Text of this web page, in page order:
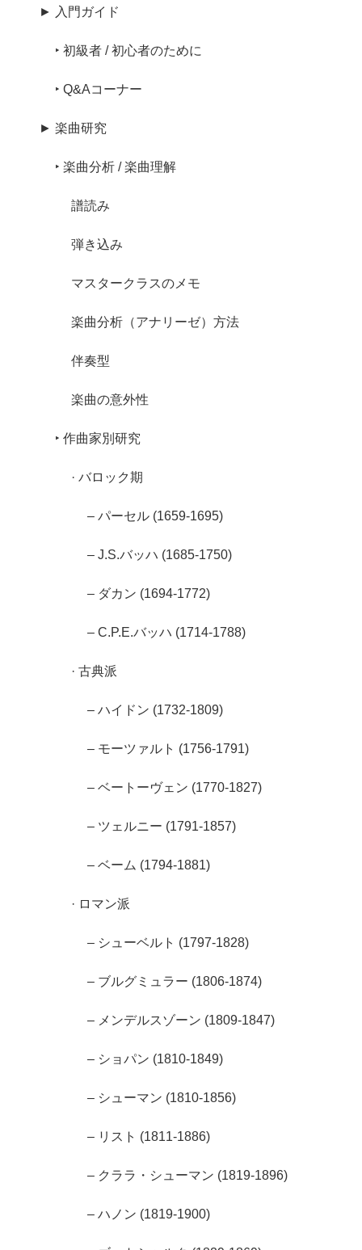
► 入門ガイド
‣ 初級者 / 初心者のために
‣ Q&Aコーナー
► 楽曲研究
‣ 楽曲分析 / 楽曲理解
譜読み
弾き込み
マスタークラスのメモ
楽曲分析（アナリーゼ）方法
伴奏型
楽曲の意外性
‣ 作曲家別研究
· バロック期
– パーセル (1659-1695)
– J.S.バッハ (1685-1750)
– ダカン (1694-1772)
– C.P.E.バッハ (1714-1788)
· 古典派
– ハイドン (1732-1809)
– モーツァルト (1756-1791)
– ベートーヴェン (1770-1827)
– ツェルニー (1791-1857)
– ベーム (1794-1881)
· ロマン派
– シューベルト (1797-1828)
– ブルグミュラー (1806-1874)
– メンデルスゾーン (1809-1847)
– ショパン (1810-1849)
– シューマン (1810-1856)
– リスト (1811-1886)
– クララ・シューマン (1819-1896)
– ハノン (1819-1900)